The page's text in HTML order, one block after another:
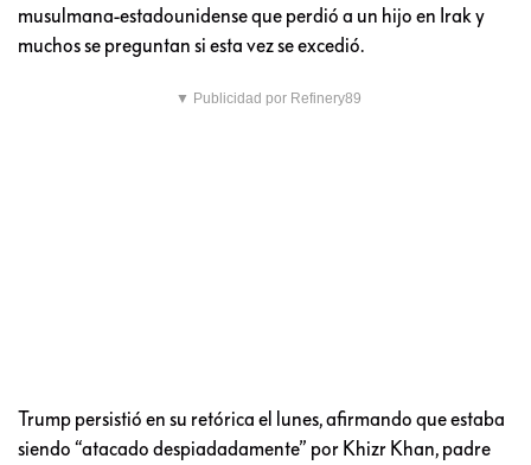
musulmana-estadounidense que perdió a un hijo en Irak y
muchos se preguntan si esta vez se excedió.
▼ Publicidad por Refinery89
Trump persistió en su retórica el lunes, afirmando que estaba
siendo “atacado despiadadamente” por Khizr Khan, padre